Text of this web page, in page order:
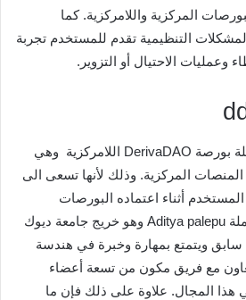
المركزية واللامركزية. كما
التنظيمية تقدم للمستخدم تجربة
وعمليات الاحتيال أو التزوير.
عملة ddx الرقمية هي عملة بورصة DerivaDAO اللامركزية وهي
المركزية. وذلك لأنها تسعى الى
أثناء اعتماده البورصات
اللامركزية. أسس هذه العملة Aditya palepu وهو خريج جامعة ديوك
ويتمتع بمهارة وخبرة في هندسة
مع فريق مكون من تسعة أعضاء
هذا المجال. علاوة على ذلك فإن ما